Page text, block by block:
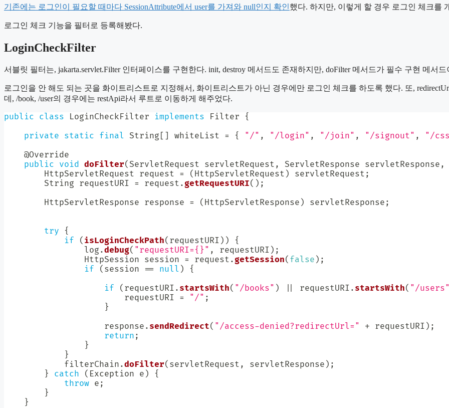
기존에는 로그인이 필요할 때마다 SessionAttribute에서 user를 가져와 null인지 확인했다. 하지만, 이렇게 할 경우 로그인 체크를
로그인 체크 기능을 필터로 등록해봤다.
LoginCheckFilter
서블릿 필터는, jakarta.servlet.Filter 인터페이스를 구현한다. init, destroy 메서드도 존재하지만, doFilter 메서드가 필수 구현 메서드
로그인을 안 해도 되는 곳을 화이트리스트로 지정해서, 화이트리스트가 아닌 경우에만 로그인 체크를 하도록 했다. 또,
데, /book, /user의 경우에는 restApi라서 루트로 이동하게 해주었다.
public class LoginCheckFilter implements Filter
{
private static final String [ ] whiteList = { "/" , "/login" , "/join" , "/signout" , "/
@Override
public void doFilter( ServletRequest servletRequest , ServletResponse servletResponse ,
HttpServletRequest request = ( HttpServletRequest ) servletRequest ;
String requestURI = request . getRequestURI( ) ;
HttpServletResponse response = ( HttpServletResponse ) servletResponse ;
try
{
if
( isLoginCheckPath( requestURI ) )
{
                log
.debug( "requestURI={}" , requestURI ) ;
HttpSession session = request . getSession( false ) ;
if
( session == null )
{
if
( requestURI . startsWith( "/books" ) requestURI . startsWith( "/users"
                        requestURI
= "/" ;
}
                    response
. sendRedirect( "/access-denied?redirectUrl=" + requestURI ) ;
return ;
}
}
            filterChain
.doFilter( servletRequest , servletResponse ) ;
}
catch ( Exception e )
{
throw e ;
}
}